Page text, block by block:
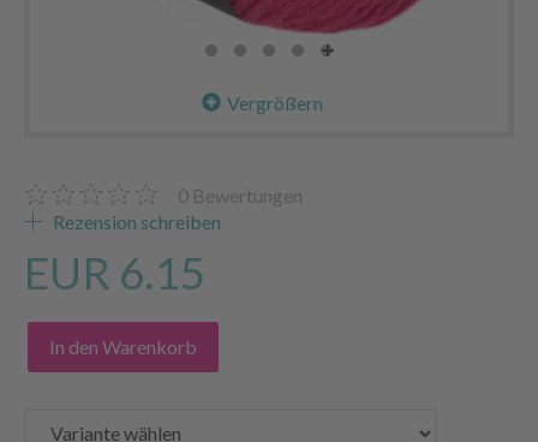
Vergrößern
0 Bewertungen
Rezension schreiben
EUR 6.15
In den Warenkorb